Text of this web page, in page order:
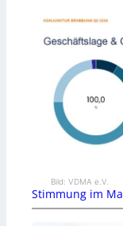
Bild: VDMA e.V.
Stimmung im